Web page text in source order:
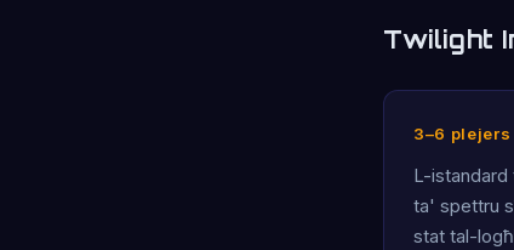
Twilight
3–6 plejers
L-
ta' spettru
stat tal-